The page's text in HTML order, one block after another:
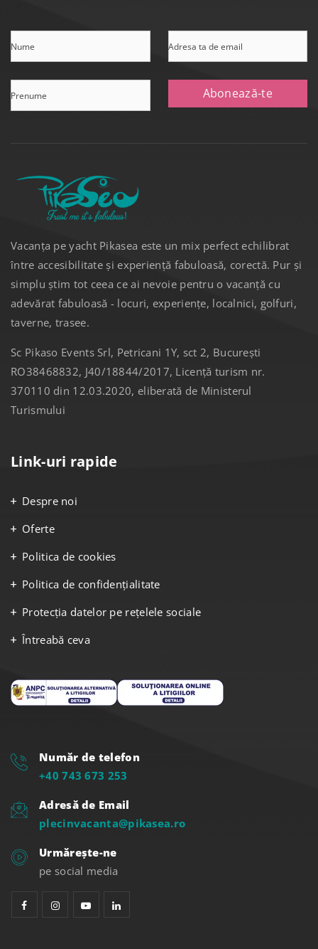
Nume
Prenume
Abonează-te
între accesibilitate și experiență fabuloasă, corectă. Pur și
simplu știm tot ceea ce ai nevoie pentru o vacanță cu
adevărat fabuloasă - locuri, experiențe, localnici, golfuri,
taverne, trasee.
RO38468832, J40/18844/2017, Licență turism nr.
Turismului
Link-uri rapide
Politica de confidențialitate
Protecția datelor pe rețelele sociale
Număr de telefon
+40 743 673 253
Adresă de Email